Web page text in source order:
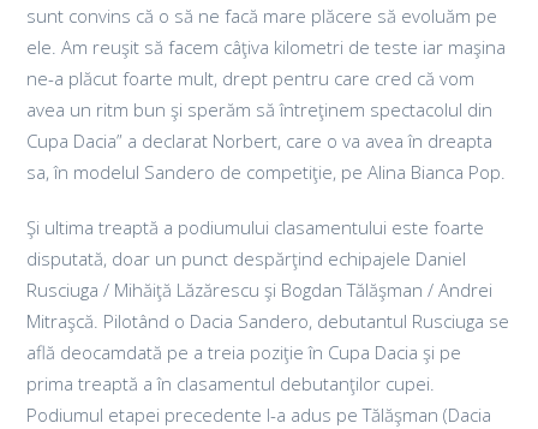
sunt convins că o să ne facă mare plăcere să evoluăm pe
ele. Am reuşit să facem câţiva kilometri de teste iar maşina
ne-a plăcut foarte mult, drept pentru care cred că vom
avea un ritm bun şi sperăm să întreţinem spectacolul din
Cupa Dacia” a declarat Norbert, care o va avea în dreapta
sa, în modelul Sandero de competiţie, pe Alina Bianca Pop.
Şi ultima treaptă a podiumului clasamentului este foarte
disputată, doar un punct despărţind echipajele Daniel
Rusciuga / Mihăiţă Lăzărescu şi Bogdan Tălăşman / Andrei
Mitraşcă. Pilotând o Dacia Sandero, debutantul Rusciuga se
află deocamdată pe a treia poziţie în Cupa Dacia şi pe
prima treaptă a în clasamentul debutanţilor cupei.
Podiumul etapei precedente l-a adus pe Tălăşman (Dacia